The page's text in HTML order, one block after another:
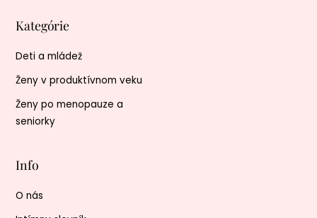
Kategórie
Deti a mládež
Ženy v produktívnom veku
Ženy po menopauze a
seniorky
Info
O nás